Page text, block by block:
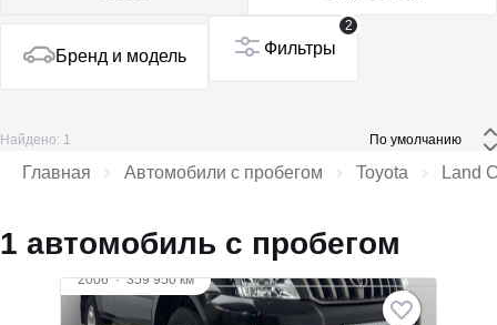
Бренд и модель
2
Фильтры
Найдено: 1
Главная Автомобили с пробегом Toyota Land
1 автомобиль с пробегом
2006·359 950 км
Toyota Land Cruiser Prado